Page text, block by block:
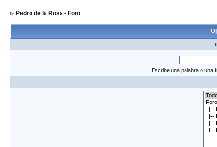
Pedro de la Rosa - Foro
Escribe una palabra o una